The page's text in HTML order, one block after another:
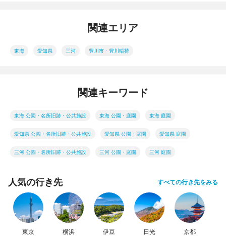
関連エリア
東海 愛知県 三河 豊川市・豊川稲荷
関連キーワード
東海 公園・名所旧跡・公共施設 東海 公園・庭園 東海 庭園
愛知県 公園・名所旧跡・公共施設 愛知県 公園・庭園 愛知県 庭園
三河 公園・名所旧跡・公共施設 三河 公園・庭園 三河 庭園
人気の行き先 すべての行き先をみる
東京 横浜 伊豆 日光 京都